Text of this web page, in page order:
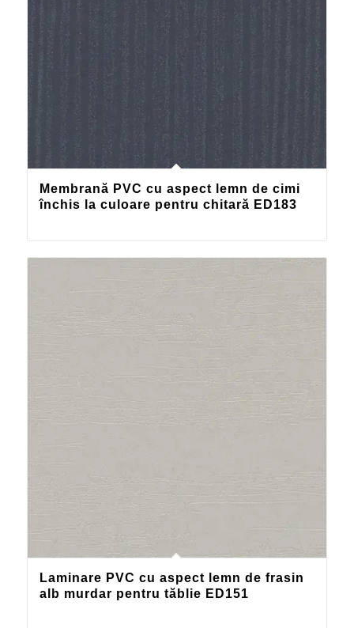
Membrană PVC cu aspect lemn de cimi
închis la culoare pentru chitară ED183
Laminare PVC cu aspect lemn de frasin
alb murdar pentru tăblie ED151